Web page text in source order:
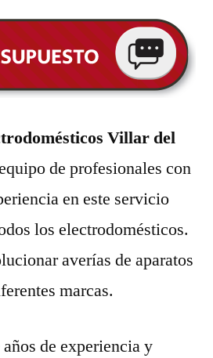
Villar del
de profesionales con
en este servicio
los electrodomésticos.
averías de aparatos
marcas.
de experiencia y